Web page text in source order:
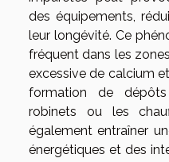
des équipements,
leur longévité. Ce
fréquent dans les
excessive de calcium
formation de
robinets ou les
également entraîner
énergétiques et des